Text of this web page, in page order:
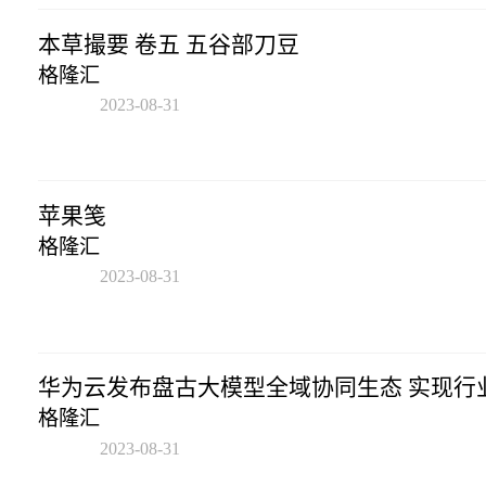
本草撮要 卷五 五谷部刀豆
格隆汇
2023-08-31
苹果笺
格隆汇
2023-08-31
华为云发布盘古大模型全域协同生态 实现行
格隆汇
2023-08-31